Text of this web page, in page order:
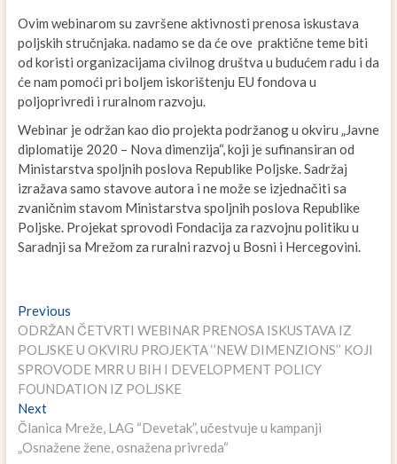
Ovim webinarom su završene aktivnosti prenosa iskustava
poljskih stručnjaka. nadamo se da će ove praktične teme biti
od koristi organizacijama civilnog društva u budućem radu i da
će nam pomoći pri boljem iskorištenju EU fondova u
poljoprivredi i ruralnom razvoju.
Webinar je održan kao dio projekta podržanog u okviru „Javne
diplomatije 2020 – Nova dimenzija“, koji je sufinansiran od
Ministarstva spoljnih poslova Republike Poljske. Sadržaj
izražava samo stavove autora i ne može se izjednačiti sa
zvaničnim stavom Ministarstva spoljnih poslova Republike
Poljske. Projekat sprovodi Fondacija za razvojnu politiku u
Saradnji sa Mrežom za ruralni razvoj u Bosni i Hercegovini.
Navigacija
članaka
PreviousPrevious
post:
ODRŽAN ČETVRTI WEBINAR PRENOSA ISKUSTAVA IZ
POLJSKE U OKVIRU PROJEKTA ‘’NEW DIMENZIONS’’ KOJI
SPROVODE MRR U BIH I DEVELOPMENT POLICY
FOUNDATION IZ POLJSKE
NextNext
post:
Članica Mreže, LAG “Devetak”, učestvuje u kampanji
„Osnažene žene, osnažena privreda“